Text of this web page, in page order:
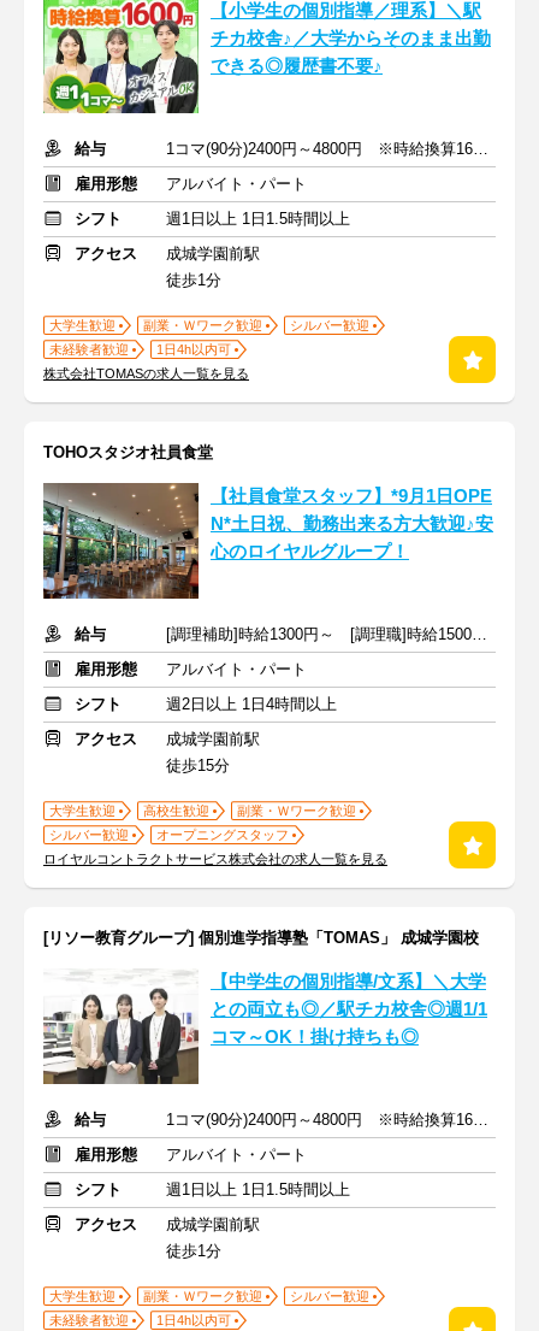
【小学生の個別指導／理系】＼駅
チカ校舎♪／大学からそのまま出勤
できる◎履歴書不要♪
給与
1コマ(90分)2400円～4800円 ※時給換算1600円～3200円
雇用形態
アルバイト・パート
シフト
週1日以上 1日1.5時間以上
アクセス
成城学園前駅
徒歩1分
大学生歓迎 副業・Ｗワーク歓迎
シルバー歓迎
未経験者歓迎
1日4h以内可
株式会社TOMASの求人一覧を見る
TOHOスタジオ社員食堂
【社員食堂スタッフ】*9月1日OPE
N*土日祝、勤務出来る方大歓迎♪安
心のロイヤルグループ！
給与
[調理補助]時給1300円～ [調理職]時給1500円～
雇用形態
アルバイト・パート
シフト
週2日以上 1日4時間以上
アクセス
成城学園前駅
徒歩15分
大学生歓迎 高校生歓迎
副業・Ｗワーク歓迎
シルバー歓迎
オープニングスタッフ
ロイヤルコントラクトサービス株式会社の求人一覧を見る
[リソー教育グループ] 個別進学指導塾「TOMAS」 成城学園校
【中学生の個別指導/文系】＼大学
との両立も◎／駅チカ校舎◎週1/1
コマ～OK！掛け持ちも◎
給与
1コマ(90分)2400円～4800円 ※時給換算1600円～3200円
雇用形態
アルバイト・パート
シフト
週1日以上 1日1.5時間以上
アクセス
成城学園前駅
徒歩1分
大学生歓迎 副業・Ｗワーク歓迎
シルバー歓迎
未経験者歓迎
1日4h以内可